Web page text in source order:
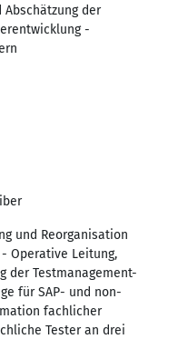
der
-
und Reorganisation
- Operative Leitung,
der Testmanagement-
für SAP- und non-
fachlicher
Tester an drei